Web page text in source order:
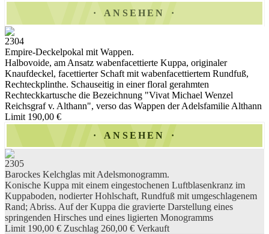
ANSEHEN
2304
Empire-Deckelpokal mit Wappen.
Halbovoide, am Ansatz wabenfacettierte Kuppa, originaler
Knaufdeckel, facettierter Schaft mit wabenfacettiertem Rundfuß,
Rechteckplinthe. Schauseitig in einer floral gerahmten
Rechteckkartusche die Bezeichnung "Vivat Michael Wenzel
Reichsgraf v. Althann", verso das Wappen der Adelsfamilie Althann
Limit 190,00 €
ANSEHEN
2305
Barockes Kelchglas mit Adelsmonogramm.
Konische Kuppa mit einem eingestochenen Luftblasenkranz im
Kuppaboden, nodierter Hohlschaft, Rundfuß mit umgeschlagenem
Rand; Abriss. Auf der Kuppa die gravierte Darstellung eines
springenden Hirsches und eines ligierten Monogramms
Limit 190,00 € Zuschlag 260,00 € Verkauft